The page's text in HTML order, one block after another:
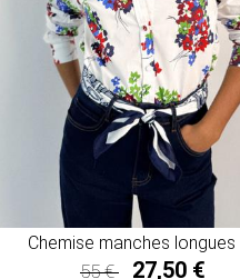
55 €
27,50 €